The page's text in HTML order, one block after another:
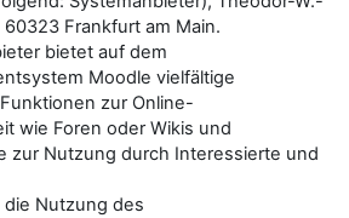
Frankfurt am Main.
bietet auf dem
Moodle vielfältige
zur Online-
wie Foren oder Wikis und
zur Nutzung durch Interessierte und
Nutzung des